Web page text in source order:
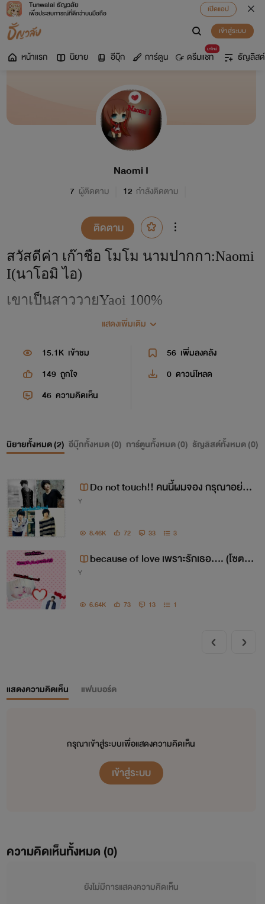
Tunwalai ธัญวลัย
เพื่อประสบการณ์ที่ดีกว่าบนมือถือ
เปิดแอป
เข้าสู่ระบบ
หน้าแรก นิยาย อีบุ๊ก การ์ตูน
มาใหม่
ดรีมแชท ธัญลิสต์
Naomi I
7 ผู้ติดตาม 12 กำลังติดตาม
ติดตาม
สวัสดีค่า เก๊าชื่อ โมโม นามปากกา:Naomi
I(นาโอมิ ไอ)
เขาเป็นสาววายYaoi 100%
เค้าเป็นมือใหม่ฝากตัวนะ เเต่งไม่ดีตรงก็
ขอโทษนะค่า เค้าลงบล็อกไม่เป็นอ่ะ
ไว้เจอกันใหม่นะ ติดตามเก๊าด้วยน่าาาค่า
ฝากเพจด้วยนะ
แสดงเพิ่มเติม
15.1K เข้าชม 56 เพิ่มลงคลัง
149 ถูกใจ 0 ดาวน์โหลด
46 ความคิดเห็น
นิยายทั้งหมด (2) อีบุ๊กทั้งหมด (0) การ์ตูนทั้งหมด (0) ธัญลิสต์ทั้งหมด (0)
Do not touch!! คนนี้ผมจอง กรุณาอย่าเเ
Y
8.46K 72 33 3
because of love เพราะรักเธอ.... (โซตะ,
Y
6.64K 73 13 1
แสดงความคิดเห็น แฟนบอร์ด
กรุณาเข้าสู่ระบบเพื่อแสดงความคิดเห็น
เข้าสู่ระบบ
ความคิดเห็นทั้งหมด (0)
ยังไม่มีการแสดงความคิดเห็น